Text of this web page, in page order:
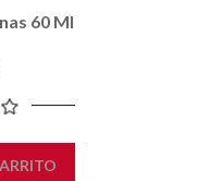
60 Ml